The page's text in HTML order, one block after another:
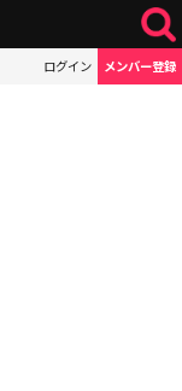
ログイン メンバー登録